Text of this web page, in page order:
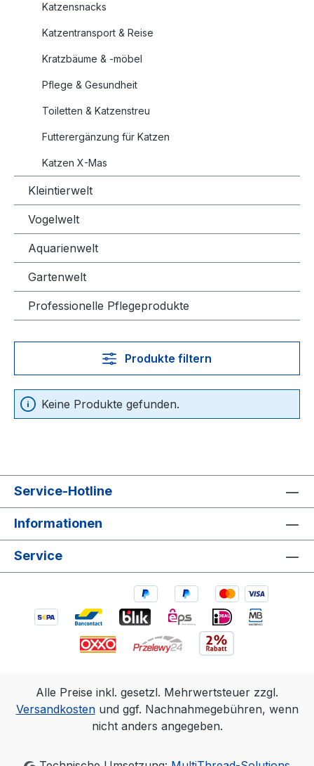
Katzensnacks
Katzentransport & Reise
Kratzbäume & -möbel
Pflege & Gesundheit
Toiletten & Katzenstreu
Futterergänzung für Katzen
Katzen X-Mas
Kleintierwelt
Vogelwelt
Aquarienwelt
Gartenwelt
Professionelle Pflegeprodukte
Produkte filtern
Keine Produkte gefunden.
Service-Hotline
Informationen
Service
Alle Preise inkl. gesetzl. Mehrwertsteuer zzgl.
Versandkostenund ggf. Nachnahmegebühren, wenn
nicht anders angegeben.